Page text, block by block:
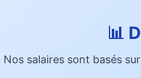
📊
Nos salaires sont basés